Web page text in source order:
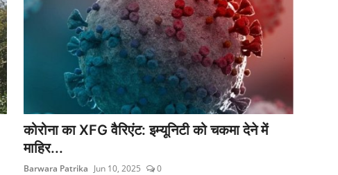
कोरोना का XFG वैरिएंट: इम्यूनिटी को चकमा देने में
माहिर...
Barwara Patrika Jun 10, 2025 0